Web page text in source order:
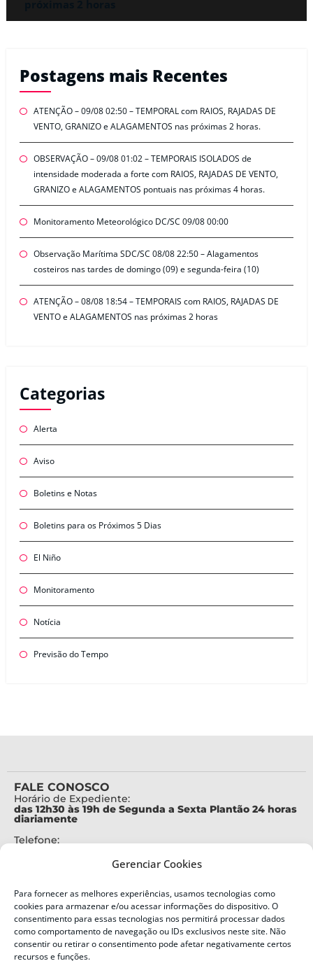
Gerenciar Cookies
Para fornecer as melhores experiências, usamos tecnologias como
cookies para armazenar e/ou acessar informações do dispositivo. O
consentimento para essas tecnologias nos permitirá processar dados
como comportamento de navegação ou IDs exclusivos neste site. Não
consentir ou retirar o consentimento pode afetar negativamente certos
recursos e funções.
Postagens mais Recentes
ATENÇÃO – 09/08 02:50 – TEMPORAL com RAIOS, RAJADAS DE
VENTO, GRANIZO e ALAGAMENTOS nas próximas 2 horas.
OBSERVAÇÃO – 09/08 01:02 – TEMPORAIS ISOLADOS de
intensidade moderada a forte com RAIOS, RAJADAS DE VENTO,
GRANIZO e ALAGAMENTOS pontuais nas próximas 4 horas.
Monitoramento Meteorológico DC/SC 09/08 00:00
Observação Marítima SDC/SC 08/08 22:50 – Alagamentos
costeiros nas tardes de domingo (09) e segunda-feira (10)
ATENÇÃO – 08/08 18:54 – TEMPORAIS com RAIOS, RAJADAS DE
VENTO e ALAGAMENTOS nas próximas 2 horas
Categorias
Alerta
Aviso
Boletins e Notas
Boletins para os Próximos 5 Dias
El Niño
Monitoramento
Notícia
Previsão do Tempo
FALE CONOSCO
Horário de Expediente:
das 12h30 às 19h de Segunda a Sexta Plantão 24 horas
diariamente
Telefone:
Alertas Defesa Civil:
SMS 40199
ENDEREÇO
Defesa Civil do Estado de Santa Catarina